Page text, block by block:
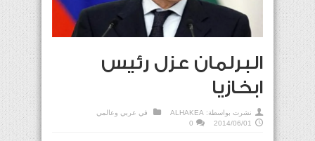
البرلمان عزل رئيس
ابخازيا
نشرت بواسطة: ALHAKEA في عربي وعالمي
2014/06/01
0